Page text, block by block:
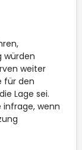
würden
weiter
für den
Lage sei.
infrage, wenn